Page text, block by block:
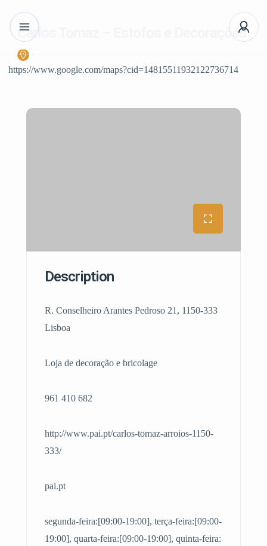
Carlos Tomaz – Estofos e Decorações
https://www.google.com/maps?cid=14815511932122736714
Description
R. Conselheiro Arantes Pedroso 21, 1150-333
Lisboa
Loja de decoração e bricolage
961 410 682
http://www.pai.pt/carlos-tomaz-arroios-1150-
333/
pai.pt
segunda-feira:[09:00-19:00], terça-feira:[09:00-
19:00], quarta-feira:[09:00-19:00], quinta-feira: